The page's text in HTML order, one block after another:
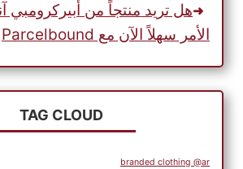
هل تريد منتجاً من أبيركرومبي
الأمر سهلاً الآن مع Parcelbound
TAG CLOUD
branded clothing @ar